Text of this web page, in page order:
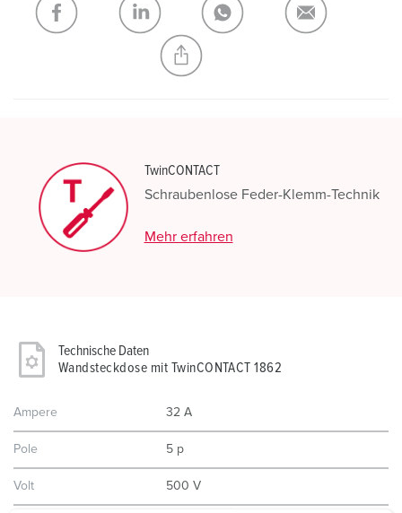
TwinCONTACT
Schraubenlose Feder-Klemm-Technik
Mehr erfahren
Technische Daten
Wandsteckdose mit TwinCONTACT 1862
Ampere 32 A
Pole 5 p
Volt 500 V